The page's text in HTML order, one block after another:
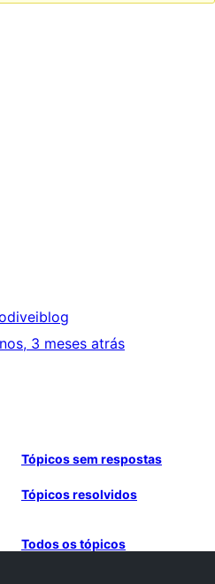
3 meses atrás
Tópicos sem respostas
Tópicos resolvidos
Todos os tópicos